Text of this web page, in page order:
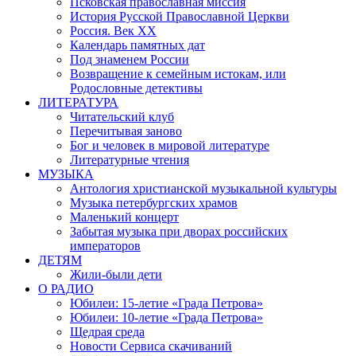
История Русской Православной Церкви
Россия. Век ХХ
Календарь памятных дат
Под знаменем России
Возвращение к семейным истокам, или
Родословные детективы
ЛИТЕРАТУРА
Читательский клуб
Перечитывая заново
Бог и человек в мировой литературе
Литературные чтения
МУЗЫКА
Антология христианской музыкальной культуры
Музыка петербургских храмов
Маленький концерт
Забытая музыка при дворах российских
императоров
ДЕТЯМ
Жили-были дети
О РАДИО
Юбилеи: 15-летие «Града Петрова»
Юбилеи: 10-летие «Града Петрова»
Щедрая среда
Новости Сервиса скачиваний